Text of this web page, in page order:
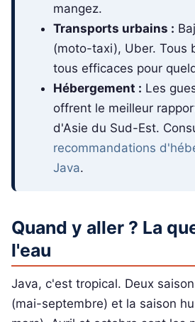
mangez.
Transports urbains :
(moto-taxi), Uber. Tous
tous efficaces pour
Hébergement : Les
offrent le meilleur
d'Asie du Sud-Est.
recommandations
Java.
Quand y aller ? La
l'eau
Java, c'est tropical. Deux
(mai-septembre) et la saison